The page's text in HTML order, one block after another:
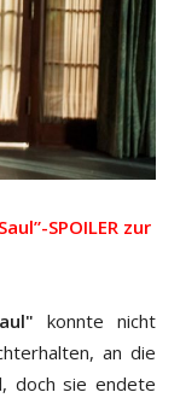
SPOILER zur
konnte nicht
an die
doch sie endete